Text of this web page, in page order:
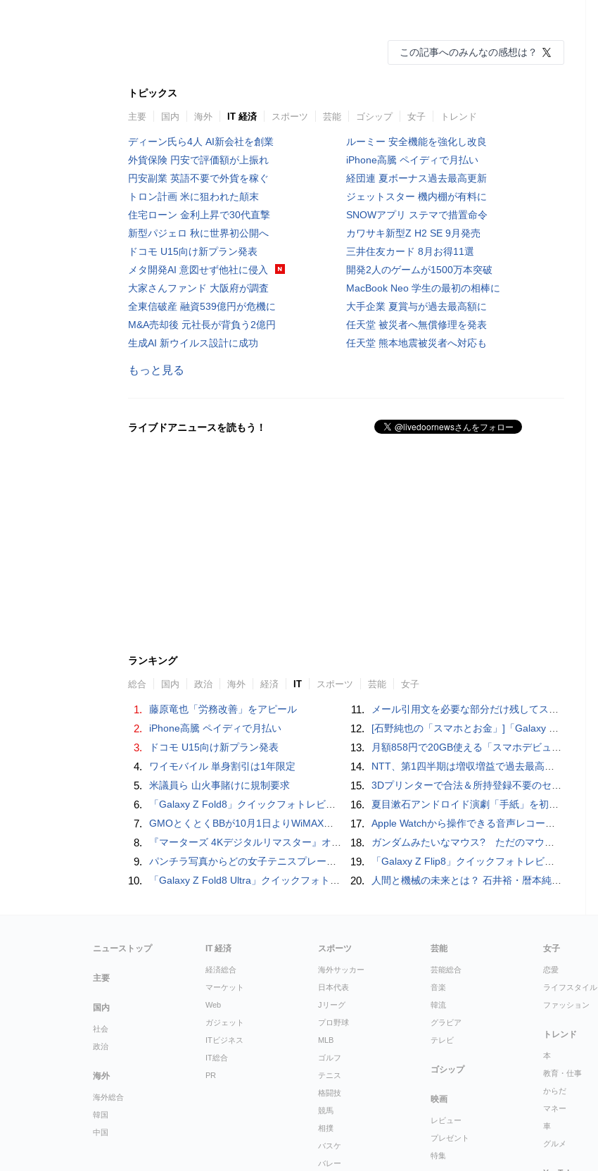
この記事へのみんなの感想は？
トピックス
主要 国内 海外 IT 経済 スポーツ 芸能 ゴシップ 女子 トレンド
ディーン氏ら4人 AI新会社を創業
外貨保険 円安で評価額が上振れ
円安副業 英語不要で外貨を稼ぐ
トロン計画 米に狙われた顛末
住宅ローン 金利上昇で30代直撃
新型パジェロ 秋に世界初公開へ
ドコモ U15向け新プラン発表
メタ開発AI 意図せず他社に侵入
大家さんファンド 大阪府が調査
全東信破産 融資539億円が危機に
M&A売却後 元社長が背負う2億円
生成AI 新ウイルス設計に成功
ルーミー 安全機能を強化し改良
iPhone高騰 ペイディで月払い
経団連 夏ボーナス過去最高更新
ジェットスター 機内棚が有料に
SNOWアプリ ステマで措置命令
カワサキ新型Z H2 SE 9月発売
三井住友カード 8月お得11選
開発2人のゲームが1500万本突破
MacBook Neo 学生の最初の相棒に
大手企業 夏賞与が過去最高額に
任天堂 被災者へ無償修理を発表
任天堂 熊本地震被災者へ対応も
もっと見る
ライブドアニュースを読もう！
ランキング
総合 国内 政治 海外 経済 IT スポーツ 芸能 女子
1. 藤原竜也「労務改善」をアピール
2. iPhone高騰 ペイディで月払い
3. ドコモ U15向け新プラン発表
4. ワイモバイル 単身割引は1年限定
5. 米議員ら 山火事賭けに規制要求
6. 「Galaxy Z Fold8」クイックフォトレビュー
7. GMOとくとくBBが10月1日よりWiMAXなど月額605円値上げ！全6種の重要変更を徹底解説
8. 『マーターズ 4Kデジタルリマスター』オールナイト上映、鬼畜な併映作品が決定 全部観たら“生還証”をプレゼント［ホラー通信］
9. パンチラ写真からどの女子テニスプレーヤーのものなのか当てるクイズ「Tennis Upskirts」
10. 「Galaxy Z Fold8 Ultra」クイックフォトレビュー
11. メール引用文を必要な部分だけ残してスッキリ返信するiPhoneメールの便利技：iPhone Tips
12. [石野純也の「スマホとお金」]「Galaxy Z Fold7／Flip7」発表、注目したいソフトバンクの価格攻勢
13. 月額858円で20GB使える「スマホデビュープラン U15」ドコモが提供、ahamoも割引になる親子割も
14. NTT、第1四半期は増収増益で過去最高 IOWNや分散GPUの取り組みを説明
15. 3Dプリンターで合法＆所持登録不要のセミオートマチック銃を自作、発砲試験にも成功した猛者が登場
16. 夏目漱石アンドロイド演劇「手紙」を初上演！平田オリザ氏の作・演出、二松学舎大学で
17. ​Apple Watchから操作できる音声レコーダMeta Recorder、録音レベル調整も対応
18. ガンダムみたいなマウス? ただのマウスとは違うのだよ1944通りの形状に変更できる驚異のマウス
19. 「Galaxy Z Flip8」クイックフォトレビュー
20. 人間と機械の未来とは？ 石井裕・暦本純一・稲見昌彦らHCI研究者が集うトークイヴェント：2016/1/31に開催
ニューストップ
主要
国内
社会
政治
海外
海外総合
韓国
中国
IT 経済
経済総合
マーケット
Web
ガジェット
ITビジネス
IT総合
PR
スポーツ
海外サッカー
日本代表
Jリーグ
プロ野球
MLB
ゴルフ
テニス
格闘技
競馬
相撲
バスケ
バレー
芸能
芸能総合
音楽
韓流
グラビア
テレビ
ゴシップ
映画
レビュー
プレゼント
特集
女子
恋愛
ライフスタイル
ファッション
トレンド
本
教育・仕事
からだ
マネー
車
グルメ